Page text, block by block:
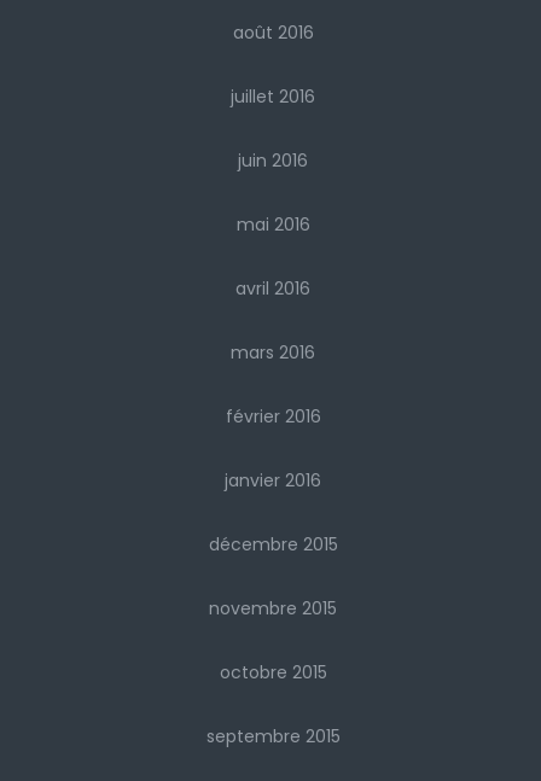
août 2016
juillet 2016
juin 2016
mai 2016
avril 2016
mars 2016
février 2016
janvier 2016
décembre 2015
novembre 2015
octobre 2015
septembre 2015